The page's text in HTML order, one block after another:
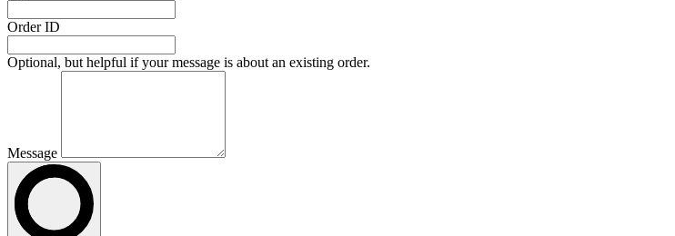
Order ID
Optional, but helpful if your message is about an existing order.
Message